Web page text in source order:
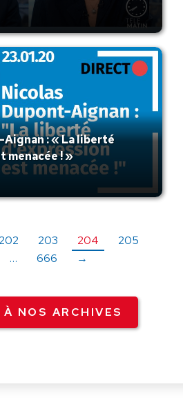
: « La liberté
menacée ! »
202 203 204
205
… 666 →
À NOS ARCHIVES